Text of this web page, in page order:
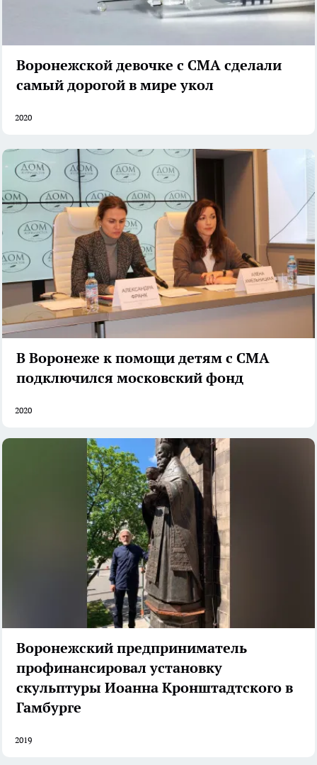
Воронежской девочке с СМА сделали
самый дорогой в мире укол
2020
В Воронеже к помощи детям с СМА
подключился московский фонд
2020
Воронежский предприниматель
профинансировал установку
скульптуры Иоанна Кронштадтского в
Гамбурге
2019